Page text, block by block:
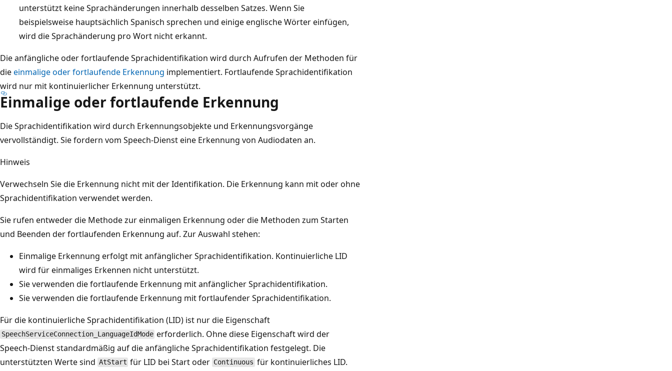
unterstützt keine Sprachänderungen innerhalb desselben Satzes. Wenn Sie
beispielsweise hauptsächlich Spanisch sprechen und einige englische Wörter einfügen,
wird die Sprachänderung pro Wort nicht erkannt.
Die anfängliche oder fortlaufende Sprachidentifikation wird durch Aufrufen der Methoden für
dieeinmalige oder fortlaufende Erkennung implementiert. Fortlaufende Sprachidentifikation
wird nur mit kontinuierlicher Erkennung unterstützt.
Einmalige oder fortlaufende Erkennung
Die Sprachidentifikation wird durch Erkennungsobjekte und Erkennungsvorgänge
vervollständigt. Sie fordern vom Speech-Dienst eine Erkennung von Audiodaten an.
Hinweis
Verwechseln Sie die Erkennung nicht mit der Identifikation. Die Erkennung kann mit oder ohne
Sprachidentifikation verwendet werden.
Sie rufen entweder die Methode zur einmaligen Erkennung oder die Methoden zum Starten
und Beenden der fortlaufenden Erkennung auf. Zur Auswahl stehen:
Einmalige Erkennung erfolgt mit anfänglicher Sprachidentifikation. Kontinuierliche LID
wird für einmaliges Erkennen nicht unterstützt.
Sie verwenden die fortlaufende Erkennung mit anfänglicher Sprachidentifikation.
Sie verwenden die fortlaufende Erkennung mit fortlaufender Sprachidentifikation.
Für die kontinuierliche Sprachidentifikation (LID) ist nur die Eigenschaft
SpeechServiceConnection_LanguageIdMode erforderlich. Ohne diese Eigenschaft wird der
Speech-Dienst standardmäßig auf die anfängliche Sprachidentifikation festgelegt. Die
unterstützten Werte sind AtStart für LID bei Start oder Continuous für kontinuierliches LID.